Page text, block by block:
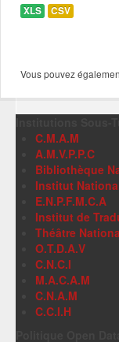
XLS CSV
Vous pouvez
C.M.A.M
A.M.V.P.P.C
Bibliothèque
Institut
E.N.P.F.M.C.A
Institut de
Théâtre
O.T.D.A.V
C.N.C.I
M.A.C.A.M
C.N.A.M
C.C.I.H